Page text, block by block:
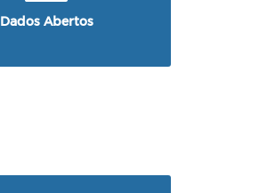
Dados Abertos